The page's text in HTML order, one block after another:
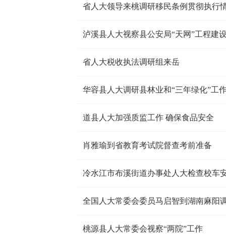
省人大领导来桃调研移民条例贯彻执行
泸溪县人大视察县公安局“天网”工程建
省人大税收执法调研组来岳
华容县人大调研县林业和“三年绿化”工
道县人大加强质监工作 确保食品安全
肖雅瑜到省教育考试院督查考前准备
冷水江市布溪街道办事处人大检查校车
全国人大常委会委员马启智到湖南麻阳
桃源县人大常委会视察“两院”工作